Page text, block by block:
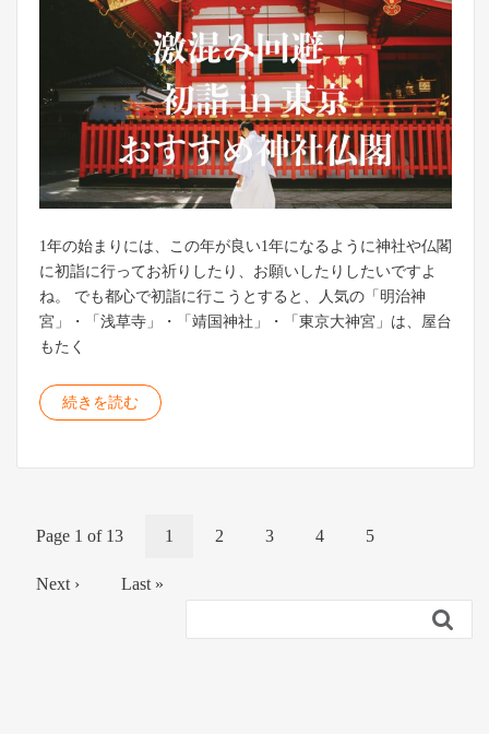
1年の始まりには、この年が良い1年になるように神社や仏閣
に初詣に行ってお祈りしたり、お願いしたりしたいですよ
ね。 でも都心で初詣に行こうとすると、人気の「明治神
宮」・「浅草寺」・「靖国神社」・「東京大神宮」は、屋台
もたく
続きを読む
Page 1 of 13 1 2 3 4 5
Next › Last »
